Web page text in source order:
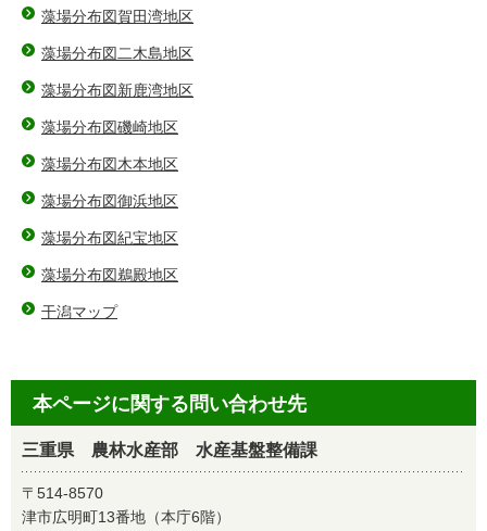
藻場分布図賀田湾地区
藻場分布図二木島地区
藻場分布図新鹿湾地区
藻場分布図磯崎地区
藻場分布図木本地区
藻場分布図御浜地区
藻場分布図紀宝地区
藻場分布図鵜殿地区
干潟マップ
本ページに関する問い合わせ先
三重県 農林水産部 水産基盤整備課
〒514-8570
津市広明町13番地（本庁6階）